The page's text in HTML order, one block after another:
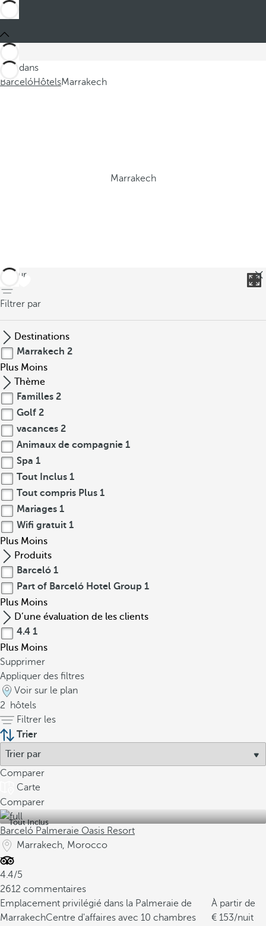
Ces dans
BarcelóHôtelsMarrakech
Marrakech
retour
Filtrer par
Destinations
Marrakech 2
Plus Moins
Thème
Familles 2
Golf 2
vacances 2
Animaux de compagnie 1
Spa 1
Tout Inclus 1
Tout compris Plus 1
Mariages 1
Wifi gratuit 1
Plus Moins
Produits
Barceló 1
Part of Barceló Hotel Group 1
Plus Moins
D’une évaluation de les clients
4.4 1
Plus Moins
Supprimer
Appliquer des filtres
Voir sur le plan
2
hôtels
Filtrer les
Trier
Comparer
Carte
Comparer
Tout Inclus
Barceló Palmeraie Oasis Resort
Marrakech, Morocco
4.4/5
2612 commentaires
Emplacement privilégié dans la Palmeraie de
MarrakechCentre d'affaires avec 10 chambres
À partir de
153/nuit